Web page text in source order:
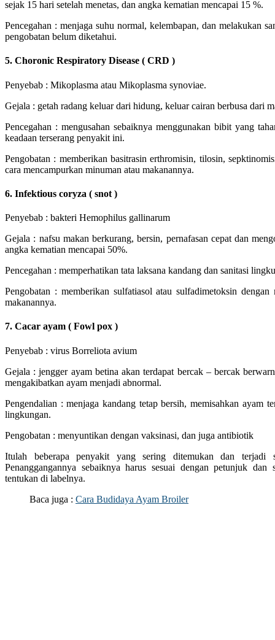
sejak 15 hari setelah menetas, dan angka kematian mencapai 15 %.
Pencegahan : menjaga suhu normal, kelembapan, dan melakukan
pengobatan belum diketahui.
5. Choronic Respiratory Disease ( CRD )
Penyebab : Mikoplasma atau Mikoplasma synoviae.
Gejala : getah radang keluar dari hidung, keluar cairan berbusa dari
Pencegahan : mengusahan sebaiknya menggunakan bibit yang
keadaan terserang penyakit ini.
Pengobatan : memberikan basitrasin erthromisin, tilosin,
cara mencampurkan minuman atau makanannya.
6. Infektious coryza ( snot )
Penyebab : bakteri Hemophilus gallinarum
Gejala : nafsu makan berkurang, bersin, pernafasan cepat dan
angka kematian mencapai 50%.
Pencegahan : memperhatikan tata laksana kandang dan sanitasi
Pengobatan : memberikan sulfatiasol atau sulfadimetoksin
makanannya.
7. Cacar ayam ( Fowl pox )
Penyebab : virus Borreliota avium
Gejala : jengger ayam betina akan terdapat bercak – bercak
mengakibatkan ayam menjadi abnormal.
Pengendalian : menjaga kandang tetap bersih, memisahkan ayam
lingkungan.
Pengobatan : menyuntikan dengan vaksinasi, dan juga antibiotik
Itulah beberapa penyakit yang sering ditemukan dan terjadi
Penanggangannya sebaiknya harus sesuai dengan petunjuk
tentukan di labelnya.
Baca juga : Cara Budidaya Ayam Broiler